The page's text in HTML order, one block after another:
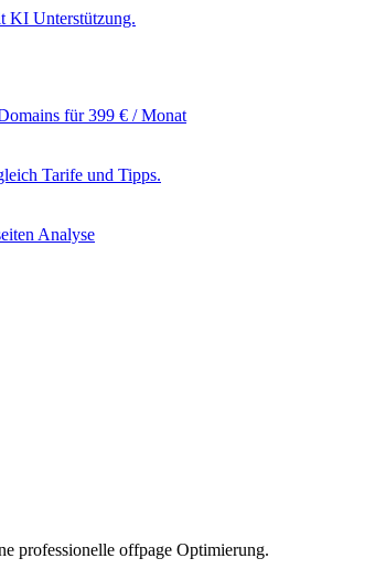
für 399 € / Monat
Tarife und Tipps.
Analyse
professionelle offpage Optimierung.